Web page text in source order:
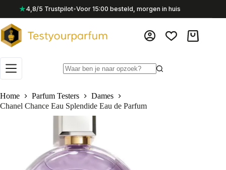
inhoud
★4,8/5 Trustpilot•Voor 15:00 besteld, morgen in huis
Home
Parfum Testers
Dames
Chanel Chance Eau Splendide Eau de Parfum